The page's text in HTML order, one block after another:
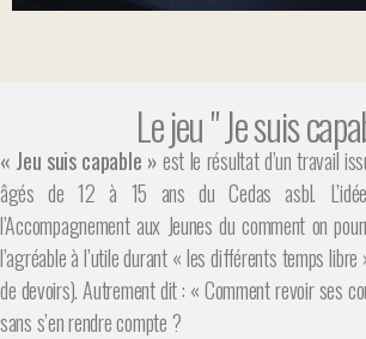
Le jeu " Je suis
« Jeu suis capable »est le résultat d’un travail
âgés de 12 à 15 ans du Cedas asbl.
l’Accompagnement aux Jeunes du comment on
l’agréable à l’utile durant « les différents temps libre
de devoirs). Autrement dit : « Comment revoir ses
sans s’en rendre compte ?